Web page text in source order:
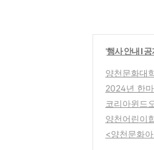
'행사 안내 Ι
양천문화대
2024년 한
코리아윈드
양천어린이
<양천문화